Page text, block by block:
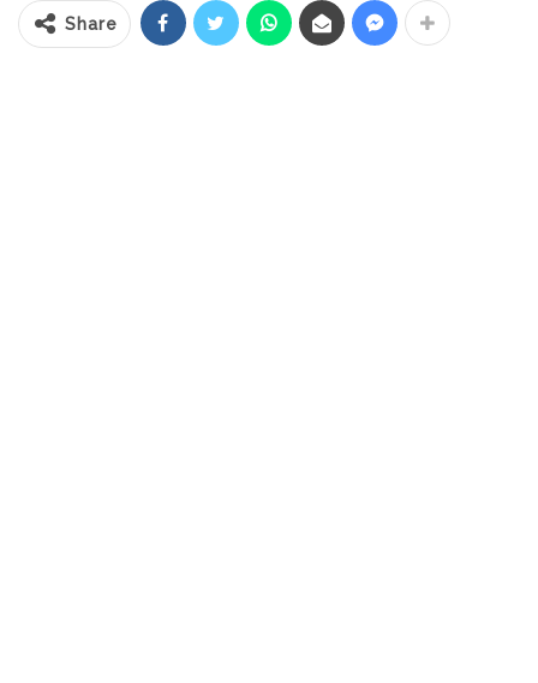
baru rampung Selasa (21/4/2020). “Data
Share